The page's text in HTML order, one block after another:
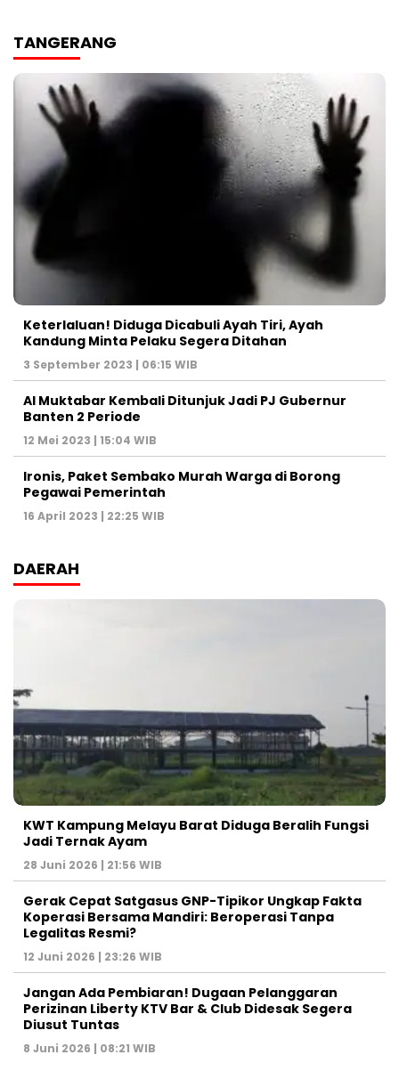
TANGERANG
Keterlaluan! Diduga Dicabuli Ayah Tiri, Ayah
Kandung Minta Pelaku Segera Ditahan
3 September 2023 | 06:15 WIB
Al Muktabar Kembali Ditunjuk Jadi PJ Gubernur
Banten 2 Periode
12 Mei 2023 | 15:04 WIB
Ironis, Paket Sembako Murah Warga di Borong
Pegawai Pemerintah
16 April 2023 | 22:25 WIB
DAERAH
KWT Kampung Melayu Barat Diduga Beralih Fungsi
Jadi Ternak Ayam
28 Juni 2026 | 21:56 WIB
Gerak Cepat Satgasus GNP-Tipikor Ungkap Fakta
Koperasi Bersama Mandiri: Beroperasi Tanpa
Legalitas Resmi?
12 Juni 2026 | 23:26 WIB
Jangan Ada Pembiaran! Dugaan Pelanggaran
Perizinan Liberty KTV Bar & Club Didesak Segera
Diusut Tuntas
8 Juni 2026 | 08:21 WIB